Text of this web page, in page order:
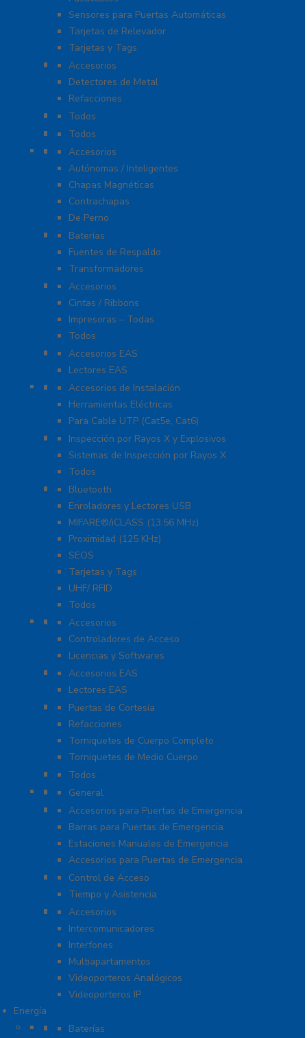
Sensores para Puertas Automáticas
Tarjetas de Relevador
Tarjetas y Tags
Detectores De Metal
Accesorios
Detectores de Metal
Refacciones
Control De Rondas Para Vigilantes
Todos
Equipo Blindado
Todos
Cerraduras
Accesorios
Autónomas / Inteligentes
Chapas Magnéticas
Contrachapas
De Perno
Fuentes de Alimentación
Baterías
Fuentes de Respaldo
Transformadores
Identificación y Credencialización
Accesorios
Cintas / Ribbons
Impresoras – Todas
Todos
Protección Contra Descargas
Accesorios EAS
Lectores EAS
Herramientas
Accesorios de Instalación
Herramientas Eléctricas
Para Cable UTP (Cat5e, Cat6)
Inspección por Rayos X y Explosivos
Inspección por Rayos X y Explosivos
Sistemas de Inspección por Rayos X
Todos
Lectoras y Tarjetas
Bluetooth
Enroladores y Lectores USB
MIFARE®/iCLASS (13.56 MHz)
Proximidad (125 KHz)
SEOS
Tarjetas y Tags
UHF/ RFID
Todos
Paneles de Control de Acceso
Accesorios
Controladores de Acceso
Licencias y Softwares
Protección de Mercancía (EAS)
Accesorios EAS
Lectores EAS
Torniquetes y Puertas de Cortesía
Puertas de Cortesía
Refacciones
Torniquetes de Cuerpo Completo
Torniquetes de Medio Cuerpo
Teclados Autónomos
Todos
Refacciones
General
Sistemas de Emergencia
Accesorios para Puertas de Emergencia
Barras para Puertas de Emergencia
Estaciones Manuales de Emergencia
Accesorios para Puertas de Emergencia
Software De Asistencia
Control de Acceso
Tiempo y Asistencia
Videoporteros e Interfonos
Accesorios
Intercomunicadores
Interfones
Multiapartamentos
Videoporteros Analógicos
Videoporteros IP
Energía
Baterías
Baterías